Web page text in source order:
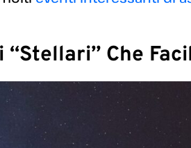
“Stellari” Che